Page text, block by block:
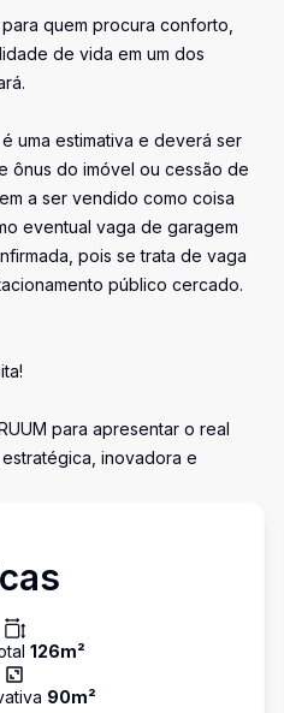
quem procura conforto,
de vida em um dos
uma estimativa e deverá ser
ônus do imóvel ou cessão de
a ser vendido como coisa
eventual vaga de garagem
pois se trata de vaga
público cercado.
para apresentar o real
inovadora e
126m²
90m²